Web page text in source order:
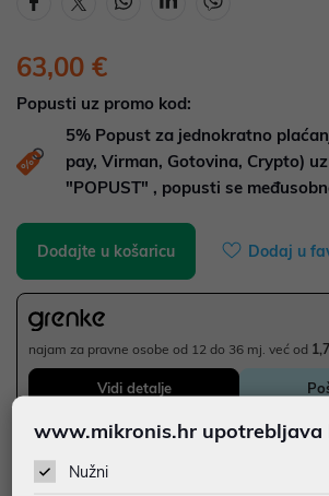
63,00 €
Popusti uz promo kod:
5% Popust za jednokratno
pay, Virman, Gotovina, Crypto)
"POPUST" , popusti se
Dodajte u košaricu Dodaj u
najam za pravne osobe od 12 do 36 mj. već od
Vidi detalje
JAMSTVO 36 MJ.
www.mikronis.hr upotrebljava
Nužni